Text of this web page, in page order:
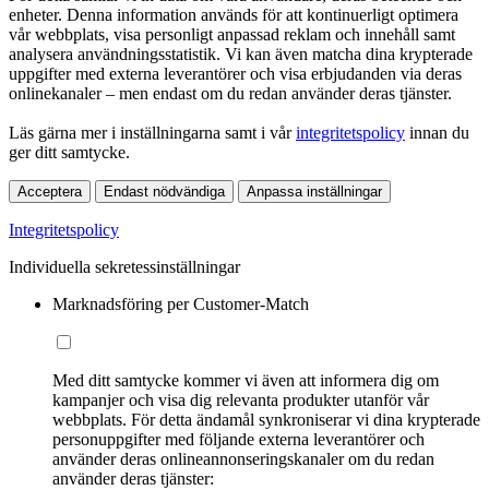
enheter. Denna information används för att kontinuerligt optimera
vår webbplats, visa personligt anpassad reklam och innehåll samt
analysera användningsstatistik. Vi kan även matcha dina krypterade
uppgifter med externa leverantörer och visa erbjudanden via deras
onlinekanaler – men endast om du redan använder deras tjänster.
Läs gärna mer i inställningarna samt i vårintegritetspolicy innan du
ger ditt samtycke.
Acceptera Endast nödvändiga Anpassa inställningar
Integritetspolicy
Individuella sekretessinställningar
Marknadsföring per Customer-Match
Med ditt samtycke kommer vi även att informera dig om
kampanjer och visa dig relevanta produkter utanför vår
webbplats. För detta ändamål synkroniserar vi dina krypterade
personuppgifter med följande externa leverantörer och
använder deras onlineannonseringskanaler om du redan
använder deras tjänster: